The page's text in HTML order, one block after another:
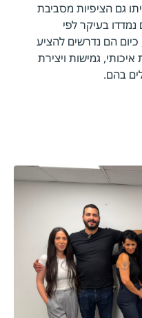
גם הציפיות מסביבת
בעיקר לפי
הם נדרשים להציע
גמישות ויצירת
בהם.